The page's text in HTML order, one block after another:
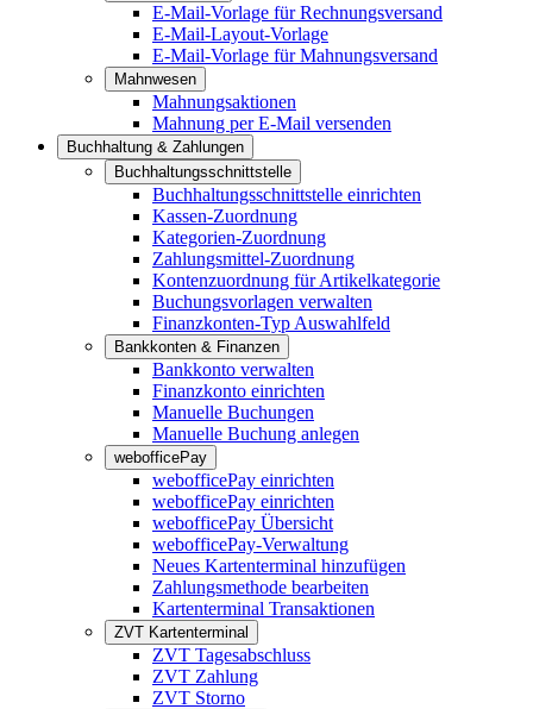
E-Mail-Vorlage für Rechnungsversand
E-Mail-Layout-Vorlage
E-Mail-Vorlage für Mahnungsversand
Mahnwesen
Mahnungsaktionen
Mahnung per E-Mail versenden
Buchhaltung & Zahlungen
Buchhaltungsschnittstelle
Buchhaltungsschnittstelle einrichten
Kassen-Zuordnung
Kategorien-Zuordnung
Zahlungsmittel-Zuordnung
Kontenzuordnung für Artikelkategorie
Buchungsvorlagen verwalten
Finanzkonten-Typ Auswahlfeld
Bankkonten & Finanzen
Bankkonto verwalten
Finanzkonto einrichten
Manuelle Buchungen
Manuelle Buchung anlegen
webofficePay
webofficePay einrichten
webofficePay einrichten
webofficePay Übersicht
webofficePay-Verwaltung
Neues Kartenterminal hinzufügen
Zahlungsmethode bearbeiten
Kartenterminal Transaktionen
ZVT Kartenterminal
ZVT Tagesabschluss
ZVT Zahlung
ZVT Storno